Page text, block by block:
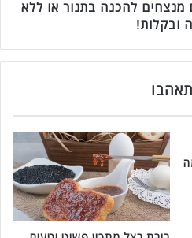
- 2 מתכונים מנצחים להכנה בתנור או ללא
ובקלות!